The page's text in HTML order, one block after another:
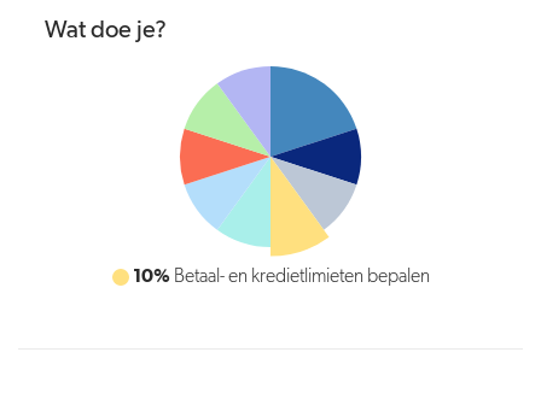
Wat doe je?
10%Uitstaande facturen bewaken